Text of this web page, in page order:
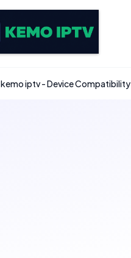
kemo iptv - Device Compatibility